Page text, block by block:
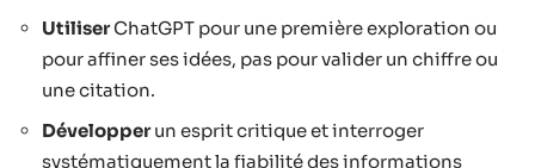
UtiliserChatGPT pour une première exploration ou
pour affiner ses idées, pas pour valider un chiffre ou
une citation.
Développerun esprit critique et interroger
systématiquement la fiabilité des informations